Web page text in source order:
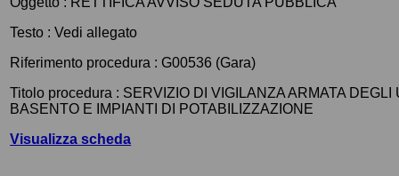
Testo :Vedi allegato
Riferimento procedura :G00536 (Gara)
Titolo procedura : SERVIZIO DI VIGILANZA ARMATA
BASENTO E IMPIANTI DI POTABILIZZAZIONE
Visualizza scheda